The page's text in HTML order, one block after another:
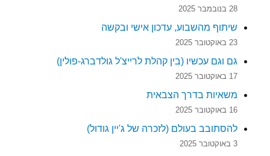
28 בנובמבר 2025
שיתוף מהשבוע, עדכון אישי ובקשה
23 באוקטובר 2025
גם וגם עכשיו (בין קהלת לרייצ'ל גולדברג-פולין)
17 באוקטובר 2025
משאיות בדרך הצבאית
16 באוקטובר 2025
להסתובב בעולם (לזכרה של ג'יין גודול)
3 באוקטובר 2025